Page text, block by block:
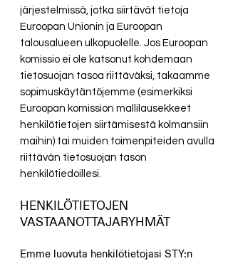
järjestelmissä, jotka siirtävät tietoja
Euroopan Unionin ja Euroopan
talousalueen ulkopuolelle. Jos Euroopan
komissio ei ole katsonut kohdemaan
tietosuojan tasoa riittäväksi, takaamme
sopimuskäytäntöjemme (esimerkiksi
Euroopan komission mallilausekkeet
henkilötietojen siirtämisestä kolmansiin
maihin) tai muiden toimenpiteiden avulla
riittävän tietosuojan tason
henkilötiedoillesi.
HENKILÖTIETOJEN
VASTAANOTTAJARYHMÄT
Emme luovuta henkilötietojasi STY:n